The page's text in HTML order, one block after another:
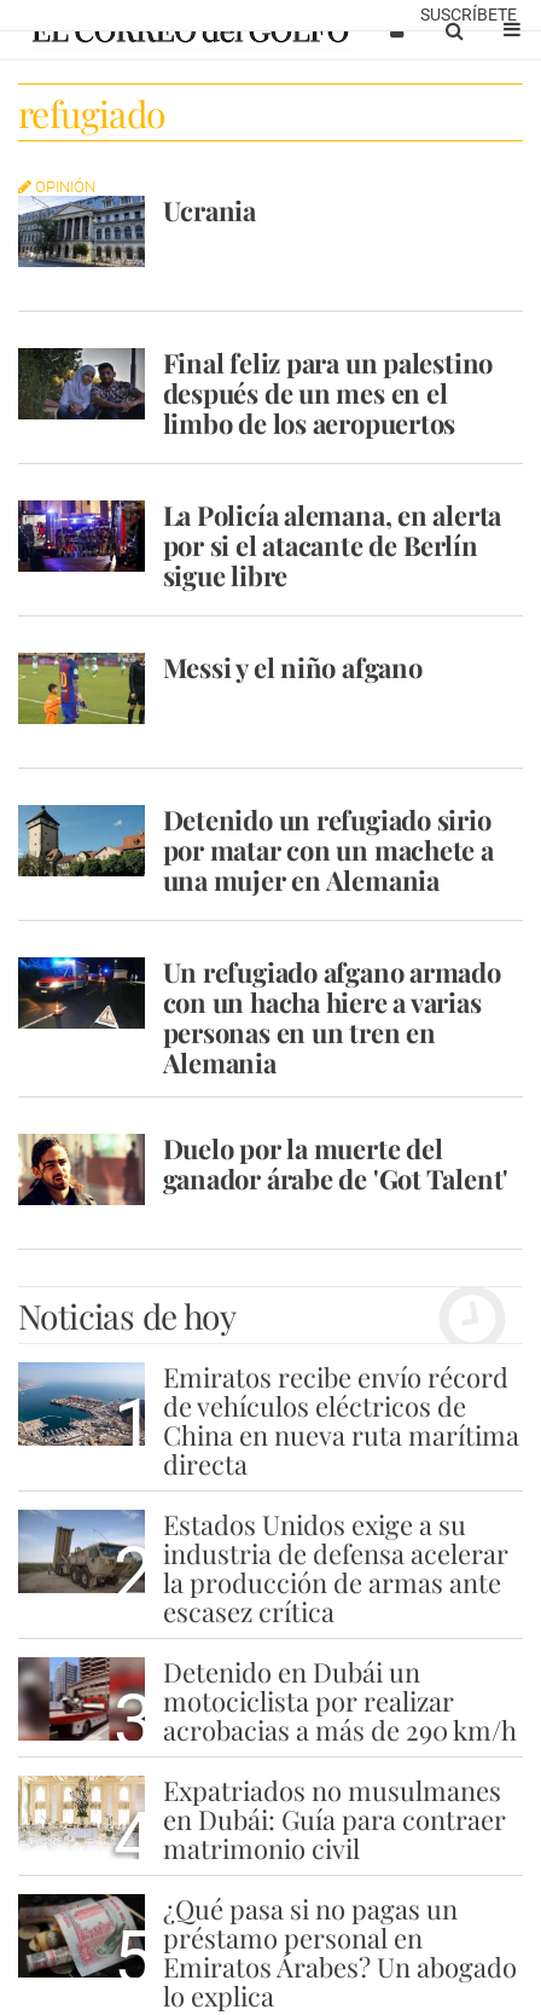
SUSCRÍBETE
refugiado
OPINIÓN
Ucrania
Final feliz para un palestino
después de un mes en el
limbo de los aeropuertos
La Policía alemana, en alerta
por si el atacante de Berlín
sigue libre
Messi y el niño afgano
Detenido un refugiado sirio
por matar con un machete a
una mujer en Alemania
Un refugiado afgano armado
con un hacha hiere a varias
personas en un tren en
Alemania
Duelo por la muerte del
ganador árabe de 'Got Talent'
Noticias de hoy
1
Emiratos recibe envío récord
de vehículos eléctricos de
China en nueva ruta marítima
directa
2
Estados Unidos exige a su
industria de defensa acelerar
la producción de armas ante
escasez crítica
3
Detenido en Dubái un
motociclista por realizar
acrobacias a más de 290 km/h
4
Expatriados no musulmanes
en Dubái: Guía para contraer
matrimonio civil
5
¿Qué pasa si no pagas un
préstamo personal en
Emiratos Árabes? Un abogado
lo explica